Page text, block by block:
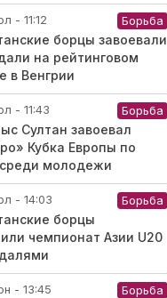
- 11:12 Борьба
борцы завоевали
на рейтинговом
в Венгрии
- 11:43 Борьба
Султан завоевал
Кубка Европы по
молодежи
- 14:03 Борьба
борцы
чемпионат Азии U20
- 13:45 Борьба